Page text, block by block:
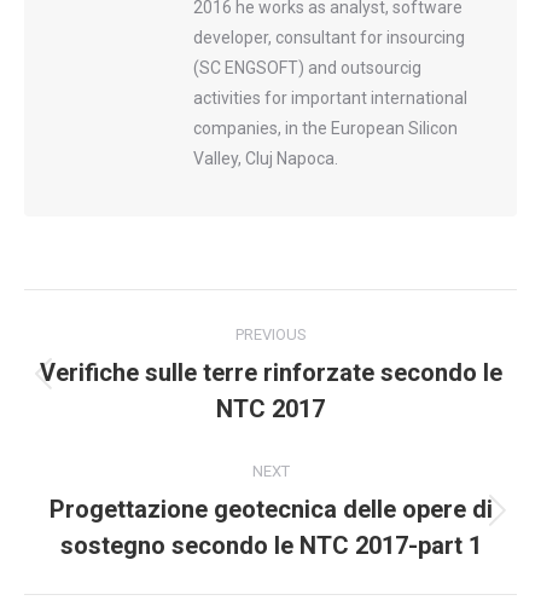
2016 he works as analyst, software
developer, consultant for insourcing
(SC ENGSOFT) and outsourcig
activities for important international
companies, in the European Silicon
Valley, Cluj Napoca.
navigation
PREVIOUS
Previous
post:
Verifiche sulle terre rinforzate secondo le
NTC 2017
NEXT
Next
post:
Progettazione geotecnica delle opere di
sostegno secondo le NTC 2017-part 1